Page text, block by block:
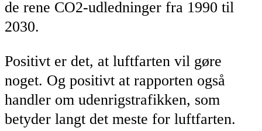
de rene CO2-udledninger fra 1990 til
2030.
Positivt er det, at luftfarten vil gøre
noget. Og positivt at rapporten også
handler om udenrigstrafikken, som
betyder langt det meste for luftfarten.